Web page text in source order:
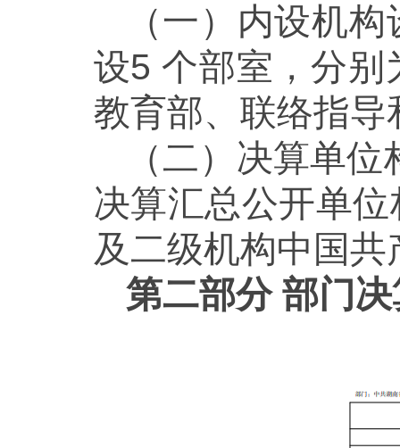
（一）内设机
设5 个部室，分
教育部、联络指
（二）决算单
决算汇总公开单
及二级机构中国
第二部分 部门